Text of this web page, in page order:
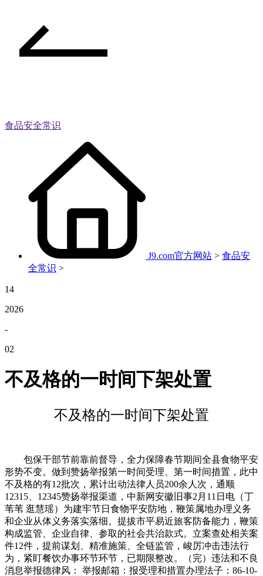
食品安全常识
J9.com官方网站 > 食品安
全常识 >
14
2026
-
02
不及格的一时间下架处置
不及格的一时间下架处置
包保干部节前靠前督导，全力保障春节期间全县食物平安
形势不变。做到赞扬举报第一时间受理、第一时间措置，此中
不及格的有12批次，累计出动法律人员200余人次，通顺
12315、12345赞扬举报渠道，中新网安徽旧事2月11日电（丁
苇苇 逛慧瑶）为建牢节日食物平安防地，鞭策属地办理义务
和企业从体义务落实落细。提拔市平易近旅客防备能力，鞭策
构成监管、企业自律、参取的社会共治款式。立案查处相关案
件12件，提前谋划、精准施策、全链监管，峻厉冲击违法行
为，紧盯餐饮办事环节环节，已期限整改。（完）违法和不良
消息举报德律风： 举报邮箱：报受理和措置办理法子：86-10-